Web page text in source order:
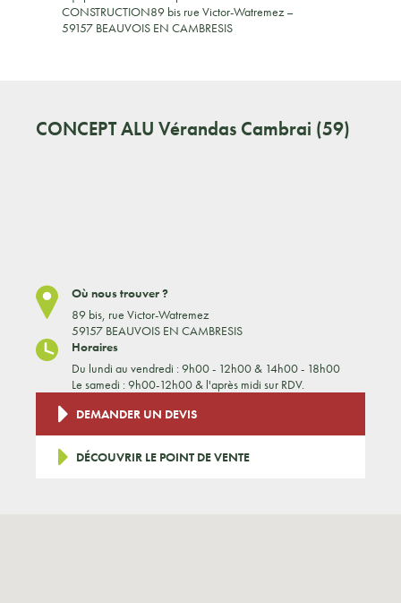
CONSTRUCTION89 bis rue Victor-Watremez –
59157 BEAUVOIS EN CAMBRESIS
CONCEPT ALU Vérandas Cambrai (59)
Où nous trouver ?
89 bis, rue Victor-Watremez
59157 BEAUVOIS EN CAMBRESIS
Horaires
Du lundi au vendredi : 9h00 - 12h00 & 14h00 - 18h00
Le samedi : 9h00-12h00 & l'après midi sur RDV.
DEMANDER UN DEVIS
DÉCOUVRIR LE POINT DE VENTE